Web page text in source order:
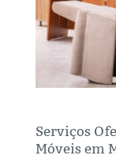
Serviços
Móveis em